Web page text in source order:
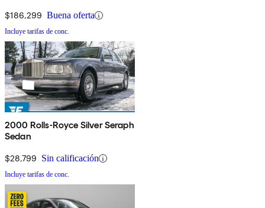
$186,299 Buena oferta
Incluye tarifas de conc.
2000 Rolls-Royce Silver Seraph
Sedan
$28,799 Sin calificación
Incluye tarifas de conc.